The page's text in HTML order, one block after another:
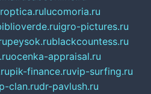
lucomoria.ru
igro-pictures.ru
peysok.rublackcountess.ru
ocenka-appraisal.ru
pik-finance.ruvip-surfing.ru
clan.rudr-pavlush.ru